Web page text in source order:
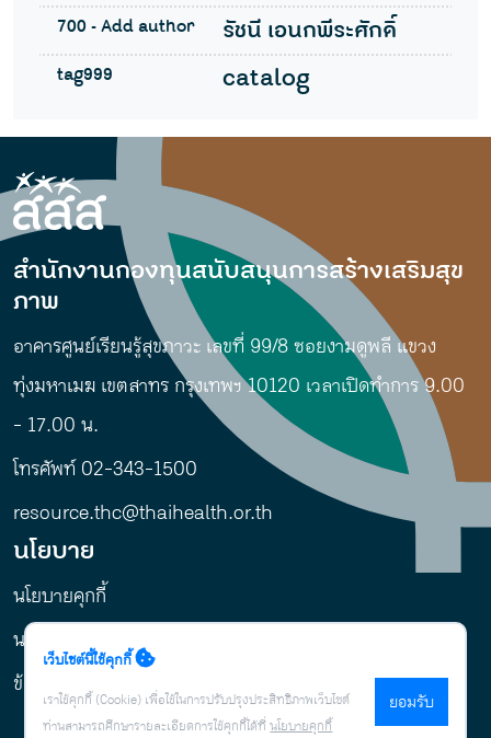
700 - Add author รัชนี เอนกพีระศักดิ์
tag999 catalog
เว็บไซต์นี้ใช้คุกกี้
เราใช้คุกกี้ (Cookie) เพื่อใช้ในการปรับปรุงประสิทธิภาพเว็บไซต์
ท่านสามารถศึกษารายละเอียดการใช้คุกกี้ได้ที่นโยบายคุกกี้
ยอมรับ
สำนักงานกองทุนสนับสนุนการสร้างเสริมสุข
ภาพ
อาคารศูนย์เรียนรู้สุขภาวะ เลขที่ 99/8 ซอยงามดูพลี แขวง
ทุ่งมหาเมฆ เขตสาทร กรุงเทพฯ 10120 เวลาเปิดทำการ 9.00
- 17.00 น.
โทรศัพท์ 02-343-1500
resource.thc@thaihealth.or.th
นโยบาย
นโยบายคุกกี้
นโยบายการคุ้มครองข้อมูลส่วนบุคคล
ข้อกำหนดและเงื่อนไข